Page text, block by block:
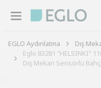
EGLO Aydınlatma Dış
Eglo 83281 "HELSINKI"
Dış Mekan Sensörlü